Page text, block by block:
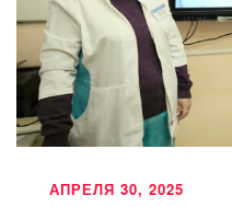
АПРЕЛЯ 30, 2025